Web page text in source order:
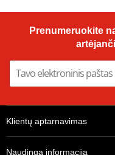
Prenumeruokite
Klientų aptarnavimas
Naudinga informacija